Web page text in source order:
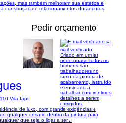
mas também melhoram sua estética e
construção de relacionamentos duradouros
Pedir orçamento
Vila Iapi
E-
mail verificado
Criado em um lar
onde quase todos os
homens são
trabalhadores no
ramo da pintura de
acabamento, instruído
e ensinado a
trabalhar com mínimos
detalhes a serem
corrigidos.
de luxo, com grande exigências e
qualquer desafio dentro da pintura para
que seja o ligar a ser...